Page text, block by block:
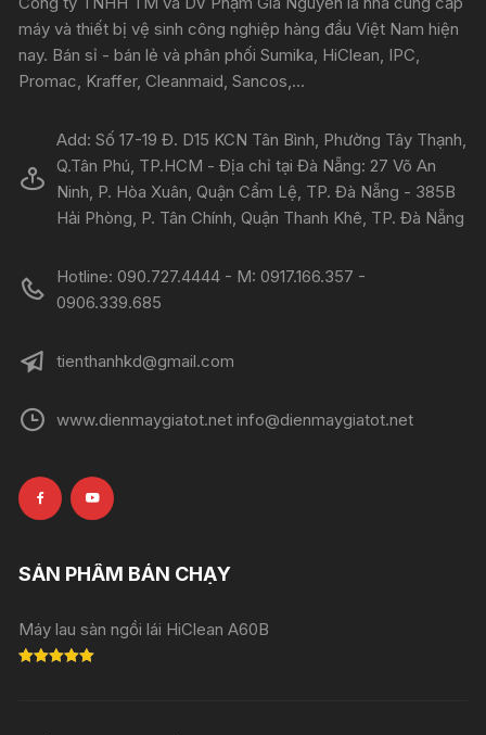
máy và thiết bị vệ sinh công nghiệp hàng đầu Việt Nam hiện
nay. Bán sỉ - bán lẻ và phân phối Sumika, HiClean, IPC,
Promac, Kraffer, Cleanmaid, Sancos,...
Add: Số 17-19 Đ. D15 KCN Tân Bình, Phường Tây Thạnh,
Q.Tân Phú, TP.HCM - Địa chỉ tại Đà Nẵng: 27 Võ An
Ninh, P. Hòa Xuân, Quận Cẩm Lệ, TP. Đà Nẵng - 385B
Hải Phòng, P. Tân Chính, Quận Thanh Khê, TP. Đà Nẵng
Hotline: 090.727.4444 - M: 0917.166.357 -
0906.339.685
tienthanhkd@gmail.com
www.dienmaygiatot.net info@dienmaygiatot.net
SẢN PHẨM BÁN CHẠY
Máy lau sàn ngồi lái HiClean A60B